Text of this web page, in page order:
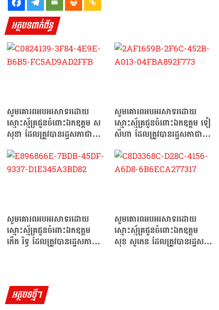
អត្ថបទពាក់ព័ន្ធ
សូមគោរពអបអរសាទរដោយ
ស្មោះស្ម័គ្រជូនចំពោះឯកឧត្តម ស
សុខា ដែលត្រូវបានរដ្ឋសភាជាតិ
ផ្ដល់សេចក្ដីទុកចិត្ត…
សូមគោរពអបអរសាទរដោយ
ស្មោះស្ម័គ្រជូនចំពោះឯកឧត្តម ទៀ
សីហា ដែលត្រូវបានរដ្ឋសភាជាតិ
ផ្ដល់សេចក្ដីទុកចិត្ត…
សូមគោរពអបអរសាទរដោយ
ស្មោះស្ម័គ្រជូនចំពោះឯកឧត្តម
កើត រិទ្ធ ដែលត្រូវបានរដ្ឋសភាជាតិ
សូមគោរពអបអរសាទរដោយ
ស្មោះស្ម័គ្រជូនចំពោះឯកឧត្តម
សុខ សូកេន ដែលត្រូវបានរដ្ឋសភា
អត្ថបទថ្មីៗ